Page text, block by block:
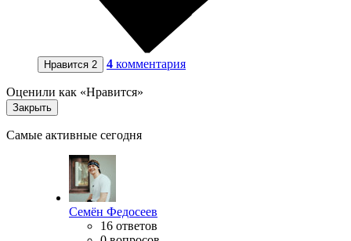
Нравится 2 4 комментария
Оценили как «Нравится»
Закрыть
Самые активные сегодня
Семён Федосеев
16 ответов